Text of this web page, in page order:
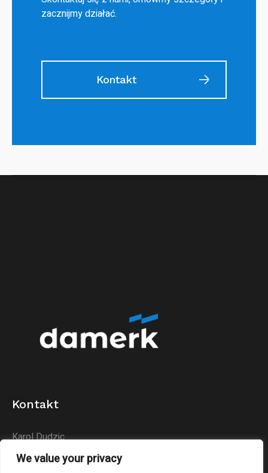
We value your privacy
zacznijmy działać.
Kontakt
Kontakt
Karol Dudzic
Huta Podłysica 24B
26-004 Bieliny